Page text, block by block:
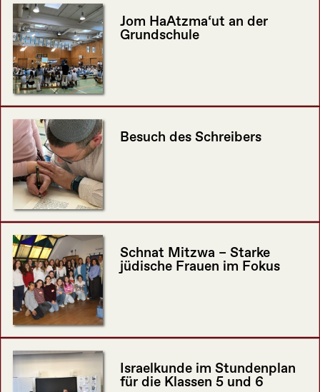
Jom HaAtzma‘ut an der
Grundschule
Besuch des Schreibers
Schnat Mitzwa – Starke
jüdische Frauen im Fokus
Israelkunde im Stundenplan
für die Klassen 5 und 6